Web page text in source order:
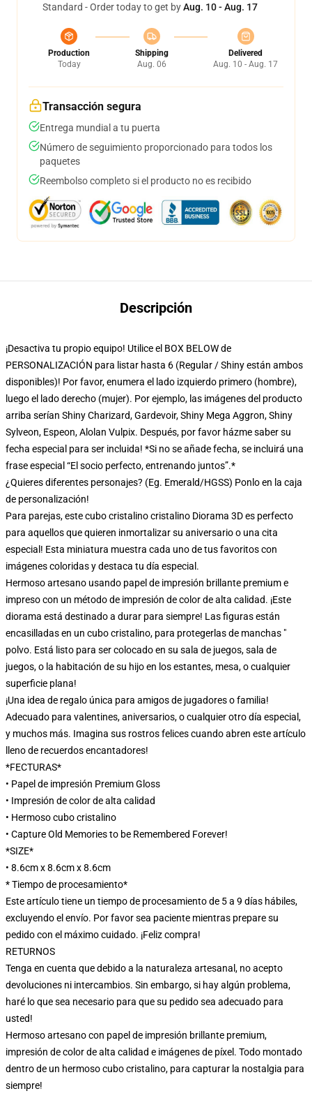
Standard - Order today to get byAug. 10 - Aug. 17
Production
Today
Shipping
Aug. 06
Delivered
Aug. 10 - Aug. 17
Transacción segura
Entrega mundial a tu puerta
Número de seguimiento proporcionado para todos los
paquetes
Reembolso completo si el producto no es recibido
Descripción
¡Desactiva tu propio equipo! Utilice el BOX BELOW de
PERSONALIZACIÓN para listar hasta 6 (Regular / Shiny están ambos
disponibles)! Por favor, enumera el lado izquierdo primero (hombre),
luego el lado derecho (mujer). Por ejemplo, las imágenes del producto
arriba serían Shiny Charizard, Gardevoir, Shiny Mega Aggron, Shiny
Sylveon, Espeon, Alolan Vulpix. Después, por favor házme saber su
fecha especial para ser incluida! *Si no se añade fecha, se incluirá una
frase especial “El socio perfecto, entrenando juntos”.*
¿Quieres diferentes personajes? (Eg. Emerald/HGSS) Ponlo en la caja
de personalización!
Para parejas, este cubo cristalino cristalino Diorama 3D es perfecto
para aquellos que quieren inmortalizar su aniversario o una cita
especial! Esta miniatura muestra cada uno de tus favoritos con
imágenes coloridas y destaca tu día especial.
Hermoso artesano usando papel de impresión brillante premium e
impreso con un método de impresión de color de alta calidad. ¡Este
diorama está destinado a durar para siempre! Las figuras están
encasilladas en un cubo cristalino, para protegerlas de manchas "
polvo. Está listo para ser colocado en su sala de juegos, sala de
juegos, o la habitación de su hijo en los estantes, mesa, o cualquier
superficie plana!
¡Una idea de regalo única para amigos de jugadores o familia!
Adecuado para valentines, aniversarios, o cualquier otro día especial,
y muchos más. Imagina sus rostros felices cuando abren este artículo
lleno de recuerdos encantadores!
*FECTURAS*
• Papel de impresión Premium Gloss
• Impresión de color de alta calidad
• Hermoso cubo cristalino
• Capture Old Memories to be Remembered Forever!
*SIZE*
• 8.6cm x 8.6cm x 8.6cm
* Tiempo de procesamiento*
Este artículo tiene un tiempo de procesamiento de 5 a 9 días hábiles,
excluyendo el envío. Por favor sea paciente mientras prepare su
pedido con el máximo cuidado. ¡Feliz compra!
RETURNOS
Tenga en cuenta que debido a la naturaleza artesanal, no acepto
devoluciones ni intercambios. Sin embargo, si hay algún problema,
haré lo que sea necesario para que su pedido sea adecuado para
usted!
Hermoso artesano con papel de impresión brillante premium,
impresión de color de alta calidad e imágenes de píxel. Todo montado
dentro de un hermoso cubo cristalino, para capturar la nostalgia para
siempre!